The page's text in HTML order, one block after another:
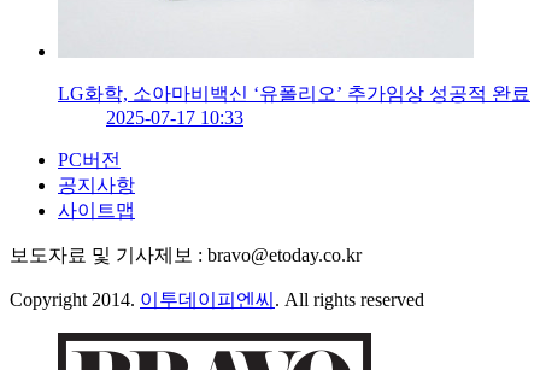
LG화학, 소아마비백신 ‘유폴리오’ 추가임상 성공적 완료
2025-07-17 10:33
PC버전
공지사항
사이트맵
보도자료 및 기사제보 : bravo@etoday.co.kr
Copyright 2014. 이투데이피엔씨 . All rights reserved